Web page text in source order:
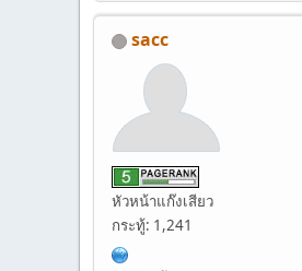
sacc
หัวหน้าแก๊งเสียว
กระทู้: 1,241